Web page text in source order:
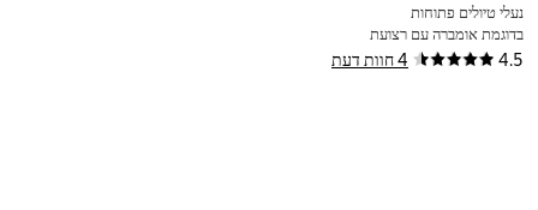
4.5 4 חוות דעת
נעלי טיולים פתוחות
בדוגמת אומברה עם רצועת
סקוץ' לילדים (4 סמול-2